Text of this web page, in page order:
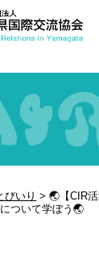
びいり >🌏【CIR
ついて学ぼう🌏